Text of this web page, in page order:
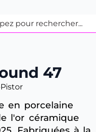
47
en porcelaine
l'or céramique